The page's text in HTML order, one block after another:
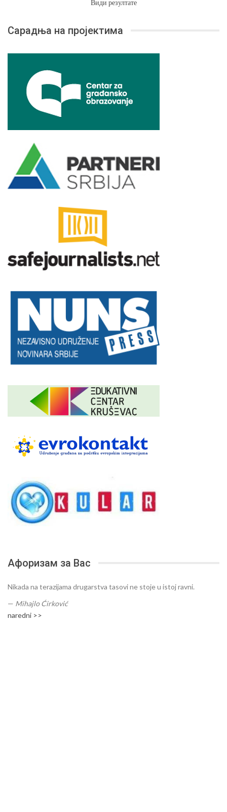
Види резултате
Сарадња на пројектима
Афоризам за Вас
Nikada na terazijama drugarstva tasovi ne stoje u istoj ravni.
— Mihajlo Ćirković
naredni >>